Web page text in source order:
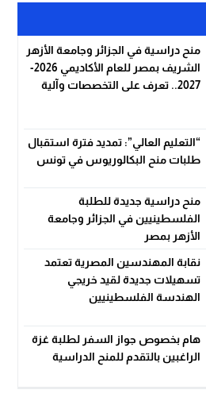
منح دراسية في الجزائر وجامعة الأزهر
الشريف بمصر للعام الأكاديمي 2026-
2027.. تعرف على التخصصات وآلية
“التعليم العالي”: تمديد فترة استقبال
طلبات منح البكالوريوس في تونس
منح دراسية جديدة للطلبة
الفلسطينيين في الجزائر وجامعة
الأزهر بمصر
نقابة المهندسين المصرية تعتمد
تسهيلات جديدة لقيد خريجي
الهندسة الفلسطينيين
هام بخصوص جواز السفر لطلبة غزة
الراغبين بالتقدم للمنح الدراسية